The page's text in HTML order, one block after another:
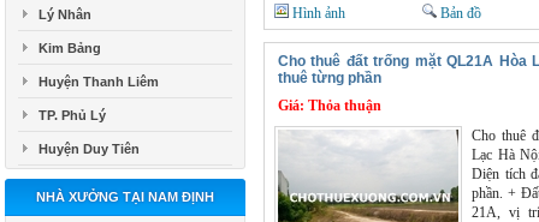
Lý Nhân
Kim Bảng
Huyện Thanh Liêm
TP. Phủ Lý
Huyện Duy Tiên
NHÀ XƯỞNG TẠI NAM ĐỊNH
Hình ảnh Bản đồ
Cho thuê đất trống mặt QL21A Hòa
thuê từng phần
Giá: Thỏa thuận
Cho thuê
Lạc Hà
Diện tích
phần. +
21A, vị trí